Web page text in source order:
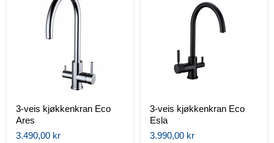
kjøkkenkran
3-veis kjøkkenkran Eco
Ares
3.490,00 kr
3-veis kjøkkenkran Eco
Esla
3.990,00 kr